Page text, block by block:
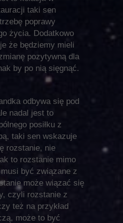
taki sen
poprawy
życia. Dodatkowo
że będziemy mieli
pozytywną dla
by po nią sięgnąć.
odbywa się pod
nadal jest to
posiłku z
taki sen wskazuje
rozstanie, nie
to rozstanie mimo
być związane z
może wiązać się
czyli rozstanie z
też na przykład
może to być